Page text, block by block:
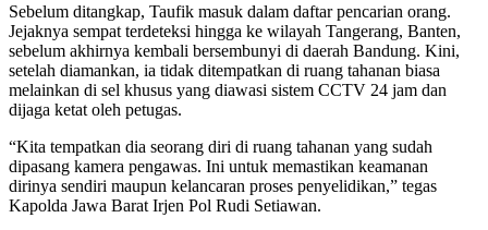
Sebelum ditangkap, Taufik masuk dalam daftar pencarian orang.
Jejaknya sempat terdeteksi hingga ke wilayah Tangerang, Banten,
sebelum akhirnya kembali bersembunyi di daerah Bandung. Kini,
setelah diamankan, ia tidak ditempatkan di ruang tahanan biasa
melainkan di sel khusus yang diawasi sistem CCTV 24 jam dan
dijaga ketat oleh petugas.
“Kita tempatkan dia seorang diri di ruang tahanan yang sudah
dipasang kamera pengawas. Ini untuk memastikan keamanan
dirinya sendiri maupun kelancaran proses penyelidikan,” tegas
Kapolda Jawa Barat Irjen Pol Rudi Setiawan.